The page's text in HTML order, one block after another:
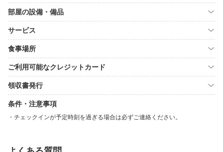
部屋の設備・備品
サービス
食事場所
ご利用可能なクレジットカード
領収書発行
条件・注意事項
チェックインが予定時刻を過ぎる場合は必ずご連絡ください。